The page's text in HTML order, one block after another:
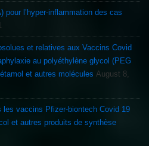
et relatives aux Vaccins Covid
au polyéthylène glycol (PEG
et autres molécules August 8,
les vaccins Pfizer-biontech Covid 19
et autres produits de synthèse